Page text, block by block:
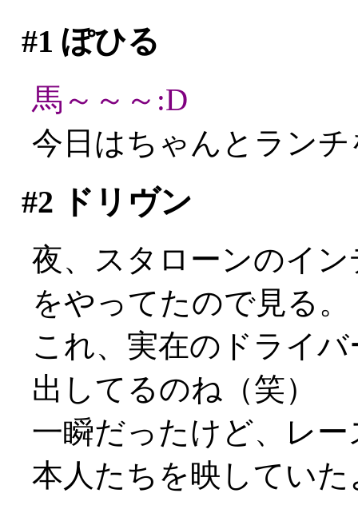
#1 ぽひる
馬～～～:D
今日はちゃんとラン
#2 ドリヴン
夜、スタローンのイ
をやってたので見る。
これ、実在のドライ
出してるのね（笑）
一瞬だったけど、レ
本人たちを映してい